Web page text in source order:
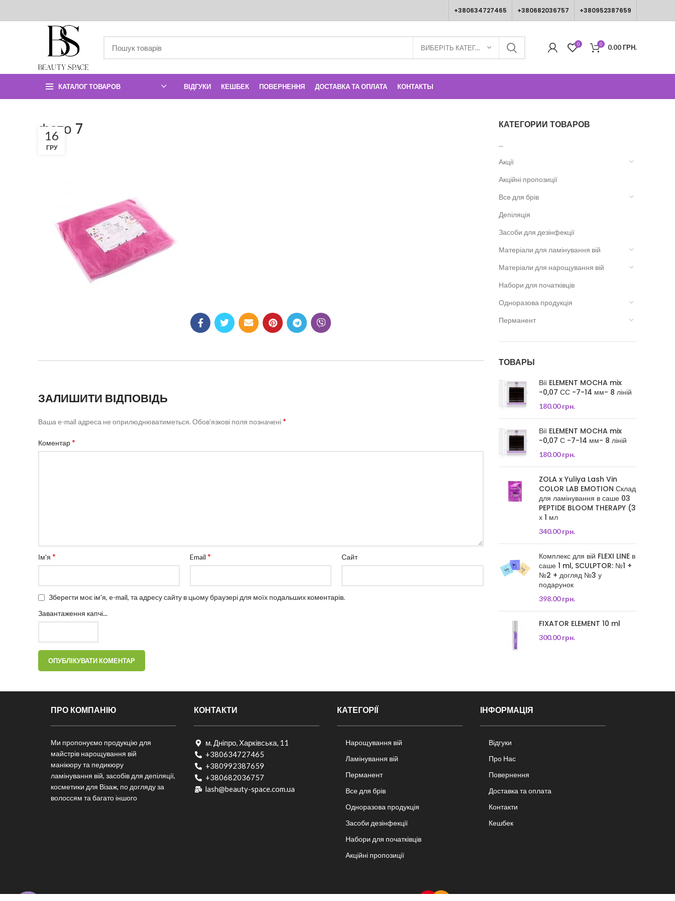
+380634727465 +380682036757 +380952387659
ВИБЕРІТЬ КАТЕГОРІЮ 0 0 0.00ГРН.
КАТАЛОГ ТОВАРОВ ВІДГУКИ КЕШБЕК ПОВЕРНЕННЯ ДОСТАВКА ТА ОПЛАТА КОНТАКТЫ
фото 7
16
ГРУ
ЗАЛИШИТИ ВІДПОВІДЬ
Ваша e-mail адреса не оприлюднюватиметься. Обов’язкові поля позначені*
Коментар*
Ім'я * Email* Сайт
Зберегти моє ім'я, e-mail, та адресу сайту в цьому браузері для моїх подальших коментарів.
Завантаження капчі...
КАТЕГОРИИ ТОВАРОВ
...
Акції
Акційні пропозиції
Все для брів
Депіляція
Засоби для дезінфекції
Матеріали для ламінування вій
Матеріали для нарощування вій
Набори для початківців
Одноразова продукція
Перманент
ТОВАРЫ
Вії ELEMENT MOCHA mix
-0,07 СС -7-14 мм- 8 ліній
180.00грн.
Вії ELEMENT MOCHA mix
-0,07 С -7-14 мм- 8 ліній
180.00грн.
ZOLA x Yuliya Lash Vin
COLOR LAB EMOTION Склад
для ламінування в саше 03
PEPTIDE BLOOM THERAPY (3
х 1 мл
340.00грн.
Комплекс для вій FLEXI LINE в
саше 1 ml, SCULPTOR: №1 +
№2 + догляд №3 у
подарунок
398.00грн.
FIXATOR ELEMENT 10 ml
300.00грн.
ПРО КОМПАНІЮ
Ми пропонуємо продукцію для
майстрів нарощування вій
манікюру та педикюру
ламінування вій, засобів для депіляції,
косметики для Візаж, по догляду за
волоссям та багато іншого
КОНТАКТИ
м. Дніпро, Харківська, 11
+380634727465
+380992387659
+380682036757​
lash@beauty-space.com.ua
КАТЕГОРІЇ
Нарощування вій
Ламінування вій
Перманент
Все для брів
Одноразова продукція
Засоби дезінфекції
Набори для початківців
Акційні пропозиції
ІНФОРМАЦІЯ
Відгуки
Про Нас
Повернення
Доставка та оплата
Контакти
Кешбек